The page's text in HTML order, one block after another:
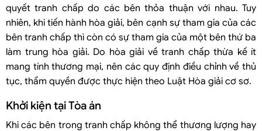
quyết tranh chấp do các bên thỏa thuận với nhau. Tuy
nhiên, khi tiến hành hòa giải, bên cạnh sự tham gia của các
bên tranh chấp thì còn có sự tham gia của một bên thứ ba
làm trung hòa giải. Do hòa giải về tranh chấp thừa kế ít
mang tính thương mại, nên các quy định điều chỉnh về thủ
tục, thẩm quyền được thực hiện theo Luật Hòa giải cơ sơ.
Khởi kiện tại Tòa án
Khi các bên trong tranh chấp không thể thương lượng hay